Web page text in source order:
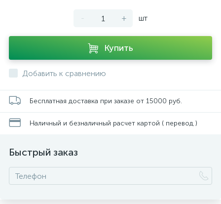
- + шт
Купить
Добавить к сравнению
Бесплатная доставка при заказе от 15000 руб.
Наличный и безналичный расчет картой ( перевод )
Быстрый заказ